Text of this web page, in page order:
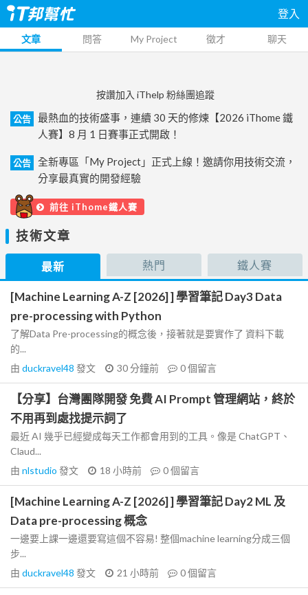
登入
文章 問答 My Project 徵才 聊天
按讚加入 iThelp 粉絲團追蹤
公告
最熱血的技術盛事，連續 30 天的修煉【2026 iThome 鐵
人賽】8 月 1 日賽事正式開啟！
公告
全新專區「My Project」正式上線！邀請你用技術交流，
分享最真實的開發經驗
前往 iThome鐵人賽
技術文章
最新 熱門 鐵人賽
[Machine Learning A-Z [2026] ] 學習筆記 Day3 Data
pre-processing with Python
了解Data Pre-processing的概念後，接著就是要實作了 資料下載
的...
由 duckravel48 發文 30 分鐘前 0個留言
【分享】台灣團隊開發 免費 AI Prompt 管理網站，終於
不用再到處找提示詞了
最近 AI 幾乎已經變成每天工作都會用到的工具。像是 ChatGPT、
Claud...
由 nlstudio 發文 18 小時前 0個留言
[Machine Learning A-Z [2026] ] 學習筆記 Day2 ML 及
Data pre-processing 概念
一邊要上課一邊還要寫這個不容易! 整個machine learning分成三個
步...
由 duckravel48 發文 21 小時前 0個留言